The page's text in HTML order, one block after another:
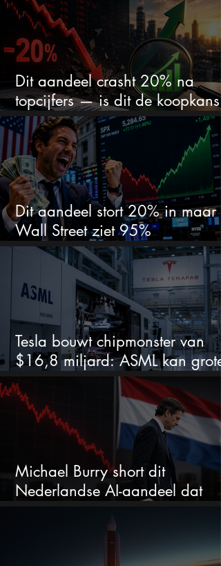
Dit aandeel crasht 20% na
topcijfers — is dit de koopkans
waar beleggers op wachtten?
Dit aandeel stort 20% in maar
Wall Street ziet 95%
koerspotentieel
Tesla bouwt chipmonster van
$16,8 miljard: ASML kan grote
winnaar worden
Michael Burry short dit
Nederlandse AI-aandeel dat